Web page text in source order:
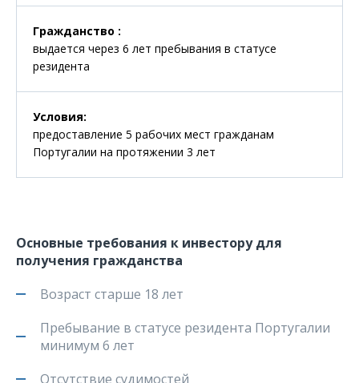
Гражданство :
выдается через 6 лет пребывания в статусе
резидента
Условия:
предоставление 5 рабочих мест гражданам
Португалии на протяжении 3 лет
Основные требования к инвестору для
получения гражданства
Возраст старше 18 лет
Пребывание в статусе резидента Португалии
минимум 6 лет
Отсутствие судимостей